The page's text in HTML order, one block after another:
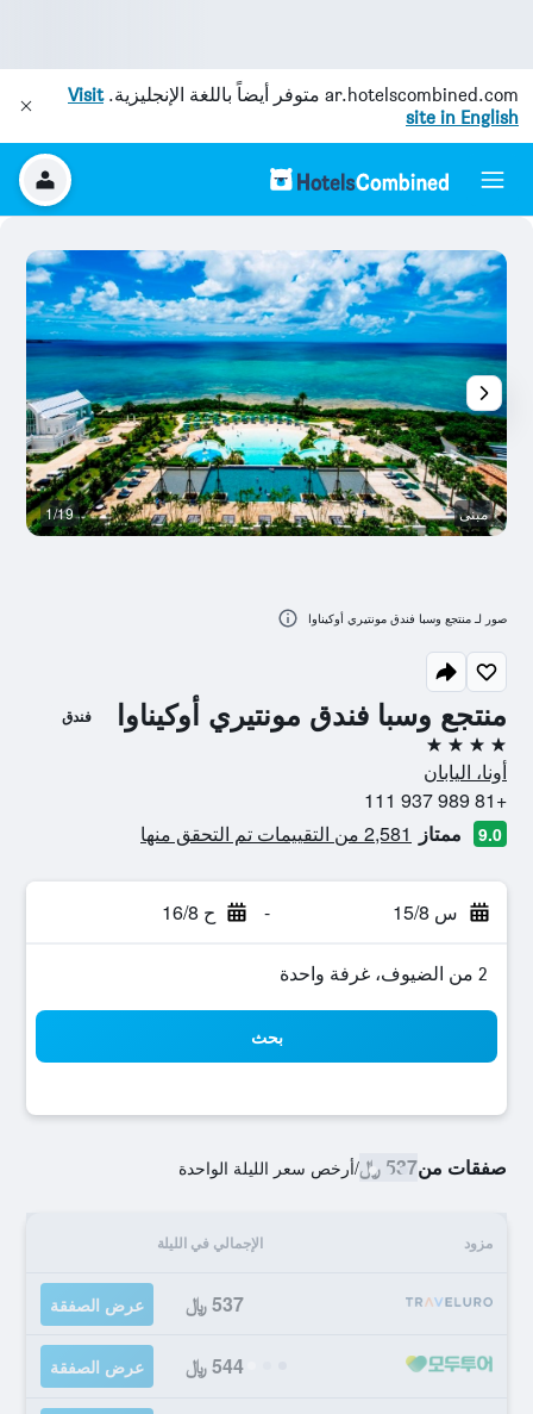
ar.hotelscombined.com متوفر أيضاً باللغة الإنجليزية.Visit
site in English
منتجع وسبا فندق مونتيري أوكيناوا فندق
4 نجوم
أونا، اليابان
+81 989 937 111
9.0 ممتاز 2,581 من التقييمات تم التحقق منها
س 15/8 - ح 16/8
2 من الضيوف، غرفة واحدة
بحث
صفقات من537 ﷼ /أرخص سعر الليلة الواحدة
مزود الإجمالي في الليلة
537 ﷼ عرض الصفقة
544 ﷼ عرض الصفقة
مبنى 1/19
صور لـ منتجع وسبا فندق مونتيري أوكيناوا